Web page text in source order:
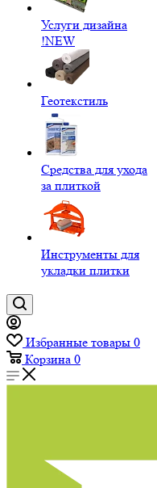
Услуги дизайна
!NEW
Геотекстиль
Средства для ухода
за плиткой
Инструменты для
укладки плитки
Избранные товары 0
Корзина 0